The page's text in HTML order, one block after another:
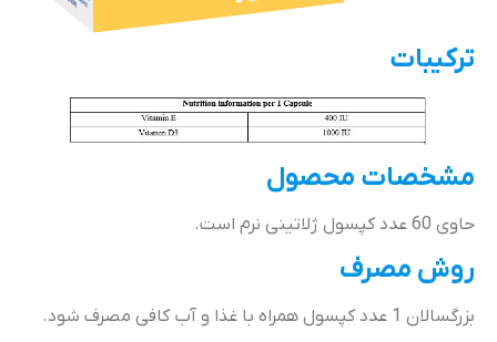
ترکیبات
مشخصات محصول
حاوی 60 عدد کپسول ژلاتینی نرم است.
روش مصرف
بزرگسالان 1 عدد کپسول همراه با غذا و آب کافی مصرف شود.